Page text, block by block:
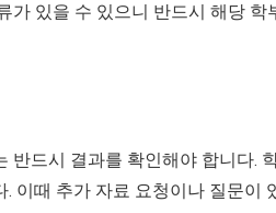
가 있을 수 있으니 반드시 해당
반드시 결과를 확인해야 합니다.
이때 추가 자료 요청이나 질문이